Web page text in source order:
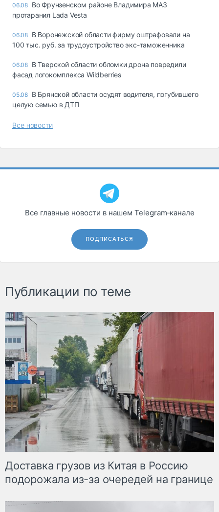
06.08 Во Фрунзенском районе Владимира МАЗ
протаранил Lada Vesta
06.08 В Воронежской области фирму оштрафовали на
100 тыс. руб. за трудоустройство экс-таможенника
06.08 В Тверской области обломки дрона повредили
фасад логокомплекса Wildberries
05.08 В Брянской области осудят водителя, погубившего
целую семью в ДТП
Все новости
Все главные новости в нашем Telegram‑канале
ПОДПИСАТЬСЯ
Публикации по теме
Доставка грузов из Китая в Россию
подорожала из-за очередей на границе